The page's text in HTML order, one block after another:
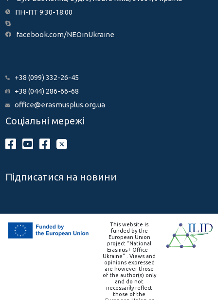
ПН-ПТ 9:30-18:00
facebook.com/NEOinUkraine
+38 (099) 332-26-45
+38 (044) 286-66-68
office@erasmusplus.org.ua
Соціальні мережі
Підписатися на новини
This website is
funded by the
European Union
project “National
Erasmus+ Office –
Ukraine” . Views and
opinions expressed
are however those
of the author(s) only
and do not
necessarily reflect
those of the